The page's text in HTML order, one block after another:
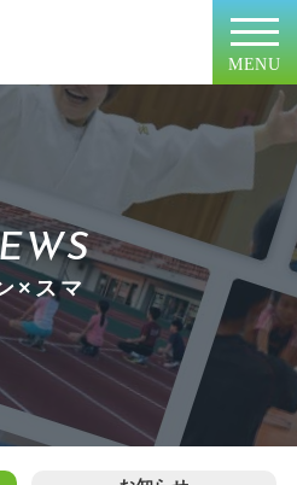
MENU
×スマ